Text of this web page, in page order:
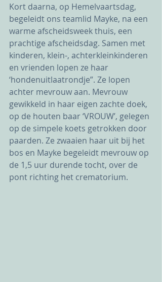
Kort daarna, op Hemelvaartsdag,
begeleidt ons teamlid Mayke, na een
warme afscheidsweek thuis, een
prachtige afscheidsdag. Samen met
kinderen, klein-, achterkleinkinderen
en vrienden lopen ze haar
‘hondenuitlaatrondje”. Ze lopen
achter mevrouw aan. Mevrouw
gewikkeld in haar eigen zachte doek,
op de houten baar ‘VROUW’, gelegen
op de simpele koets getrokken door
paarden. Ze zwaaien haar uit bij het
bos en Mayke begeleidt mevrouw op
de 1,5 uur durende tocht, over de
pont richting het crematorium.